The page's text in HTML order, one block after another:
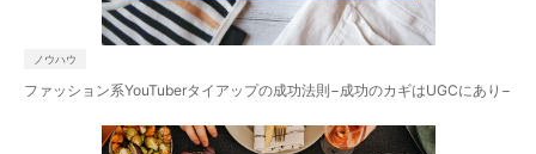
ノウハウ
ファッション系YouTuberタイアップの成功法則−成功のカギはUGCにあり−